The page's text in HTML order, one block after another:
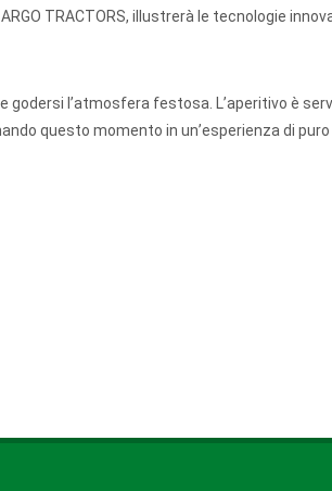
TRACTORS, illustrerà le tecnologie
godersi l ’atmosfera festosa. L’aperitivo è
questo momento in un’esperienza di puro